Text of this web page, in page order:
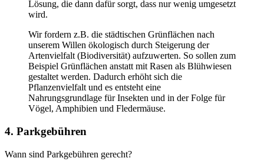
Lösung, die dann dafür sorgt, dass nur wenig umgesetzt
wird.
Wir fordern z.B. die städtischen Grünflächen nach
unserem Willen ökologisch durch Steigerung der
Artenvielfalt (Biodiversität) aufzuwerten. So sollen zum
Beispiel Grünflächen anstatt mit Rasen als Blühwiesen
gestaltet werden. Dadurch erhöht sich die
Pflanzenvielfalt und es entsteht eine
Nahrungsgrundlage für Insekten und in der Folge für
Vögel, Amphibien und Fledermäuse.
4. Parkgebühren
Wann sind Parkgebühren gerecht?